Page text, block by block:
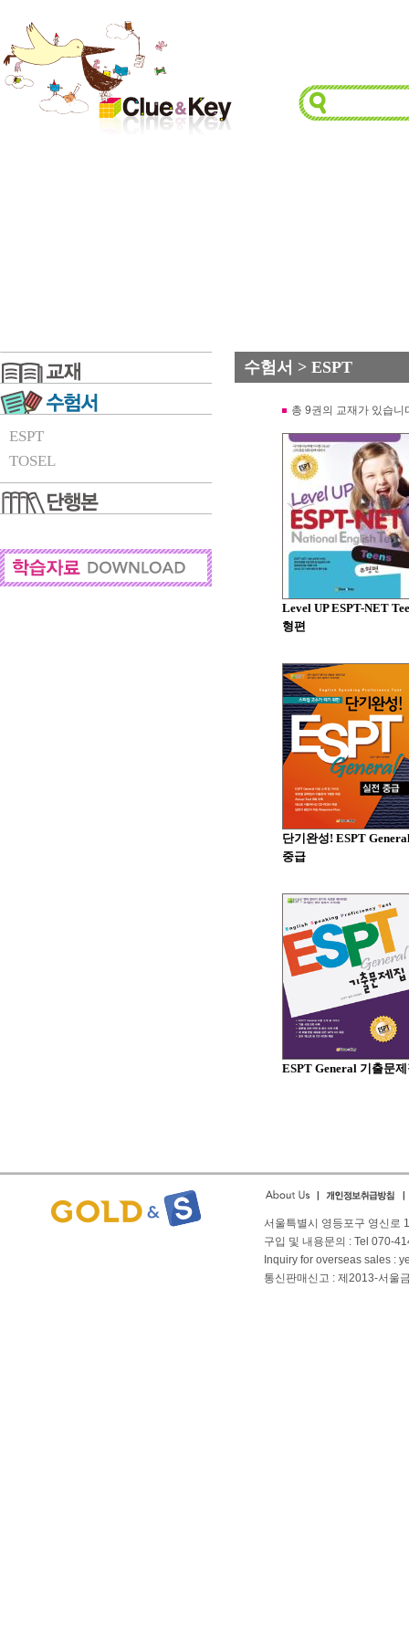
ESPT
TOSEL
수험서 > ESPT
총 9권의 교재가 있습니
Level UP ESPT-NET
형편
단기완성! ESPT
중급
ESPT General 기출문
서울특별시 영등포구 영신로
구입 및 내용문의 : Tel 070-
Inquiry for overseas sales :
통신판매신고 : 제2013-서울